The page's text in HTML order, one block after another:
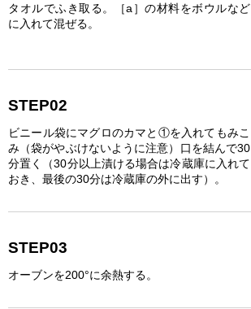
タオルでふき取る。［a］の材料をボウルなど
に入れて混ぜる。
STEP02
ビニール袋にマグロのカマと①を入れてもみこ
み（袋がやぶけないように注意）口を結んで30
分置く（30分以上漬ける場合は冷蔵庫に入れて
おき、最後の30分は冷蔵庫の外に出す）。
STEP03
オーブンを200°に余熱する。